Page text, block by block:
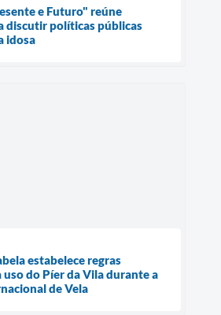
e Futuro" reúne
discutir políticas públicas
idosa
estabelece regras
do Píer da Vila durante a
de Vela